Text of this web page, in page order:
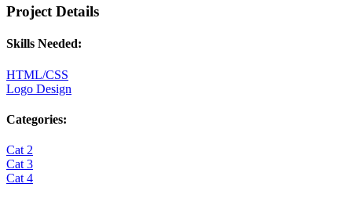
Project Details
Skills Needed:
HTML/CSS
Logo Design
Categories:
Cat 2
Cat 3
Cat 4